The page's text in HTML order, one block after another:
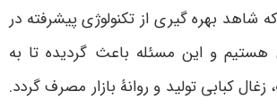
بهره گیری از تکنولوژی پیشرفته در
و این مسئله باعث گردیده تا به
کبابی تولید و روانۀ بازار مصرف گردد.